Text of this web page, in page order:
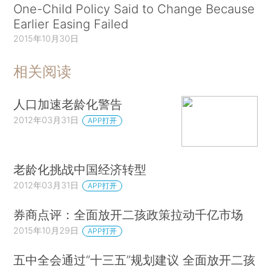
One-Child Policy Said to Change Because
Earlier Easing Failed
2015年10月30日
相关阅读
人口加速老龄化警告
2012年03月31日 APP打开
老龄化挑战中国经济转型
2012年03月31日 APP打开
券商点评：全面放开二孩政策拉动千亿市场
2015年10月29日 APP打开
五中全会通过“十三五”规划建议 全面放开二孩